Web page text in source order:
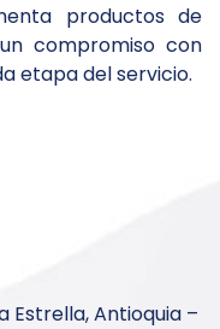
productos de
compromiso con
etapa del servicio.
Estrella, Antioquia –